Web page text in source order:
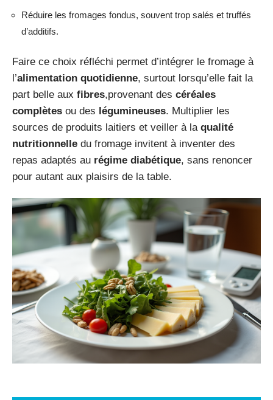
Réduire les fromages fondus, souvent trop salés et truffés
d’additifs.
Faire ce choix réfléchi permet d’intégrer le fromage à
l’alimentation quotidienne, surtout lorsqu’elle fait la
part belle aux fibres,provenant des céréales
complètes ou des légumineuses. Multiplier les
sources de produits laitiers et veiller à la qualité
nutritionnelle du fromage invitent à inventer des
repas adaptés au régime diabétique, sans renoncer
pour autant aux plaisirs de la table.